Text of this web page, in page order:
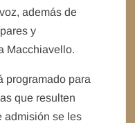
además de
y
Macchiavello.
programado para
que resulten
admisión se les